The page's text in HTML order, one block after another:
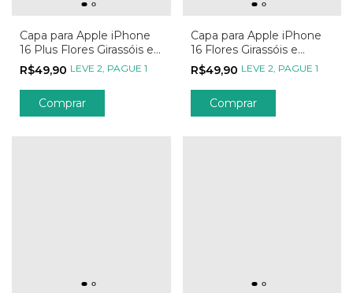
Capa para Apple iPhone
16 Plus Flores Girassóis e
Borboletas
R$49,90 LEVE 2, PAGUE 1
Comprar
Capa para Apple iPhone
16 Flores Girassóis e
Borboletas
R$49,90 LEVE 2, PAGUE 1
Comprar